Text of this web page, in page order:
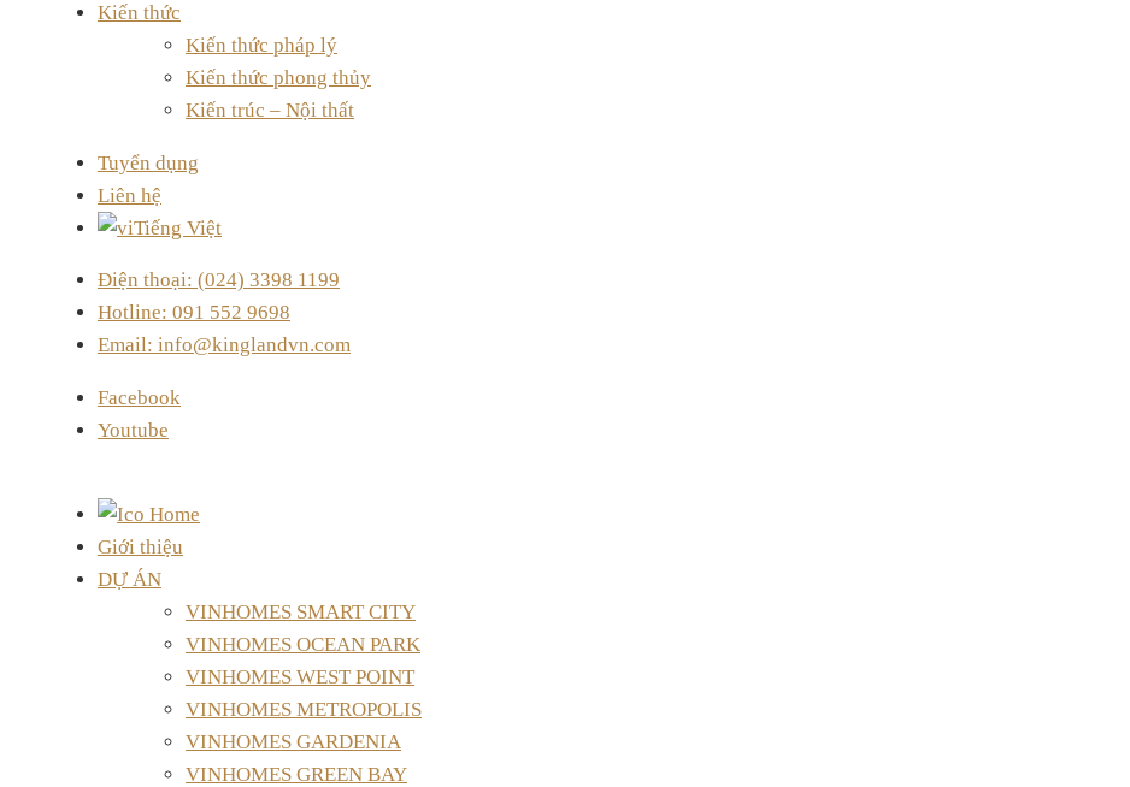
Kiến thức
Kiến thức pháp lý
Kiến thức phong thủy
Kiến trúc – Nội thất
Tuyển dụng
Liên hệ
Tiếng Việt
Điện thoại: (024) 3398 1199
Hotline: 091 552 9698
Email: info@kinglandvn.com
Facebook
Youtube
Giới thiệu
DỰ ÁN
VINHOMES SMART CITY
VINHOMES OCEAN PARK
VINHOMES WEST POINT
VINHOMES METROPOLIS
VINHOMES GARDENIA
VINHOMES GREEN BAY